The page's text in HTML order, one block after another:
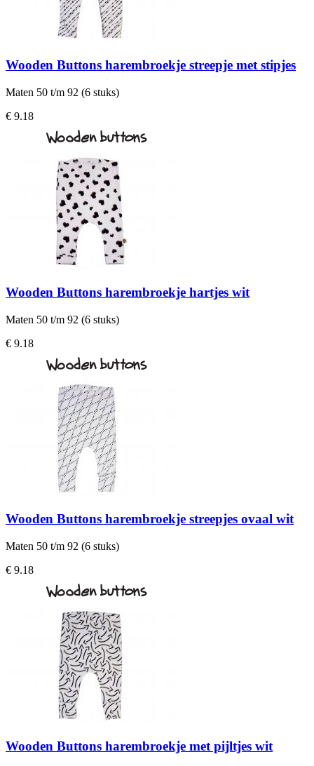
Wooden Buttons harembroekje streepje met stipjes
Maten 50 t/m 92 (6 stuks)
€ 9.18
Wooden Buttons harembroekje hartjes wit
Maten 50 t/m 92 (6 stuks)
€ 9.18
Wooden Buttons harembroekje streepjes ovaal wit
Maten 50 t/m 92 (6 stuks)
€ 9.18
Wooden Buttons harembroekje met pijltjes wit